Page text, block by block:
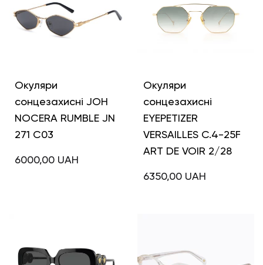
Окуляри
сонцезахисні JOH
NOCERA RUMBLE JN
271 C03
6000,00 UAH
Окуляри
сонцезахисні
EYEPETIZER
VERSAILLES C.4-25F
ART DE VOIR 2/28
6350,00 UAH